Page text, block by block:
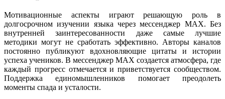
Мотивационные аспекты играют решающую роль в
долгосрочном изучении языка через мессенджер MAX. Без
внутренней заинтересованности даже самые лучшие
методики могут не сработать эффективно. Авторы каналов
постоянно публикуют вдохновляющие цитаты и истории
успеха учеников. В мессенджер MAX создается атмосфера, где
каждый прогресс отмечается и приветствуется сообществом.
Поддержка единомышленников помогает преодолеть
моменты спада и усталости.